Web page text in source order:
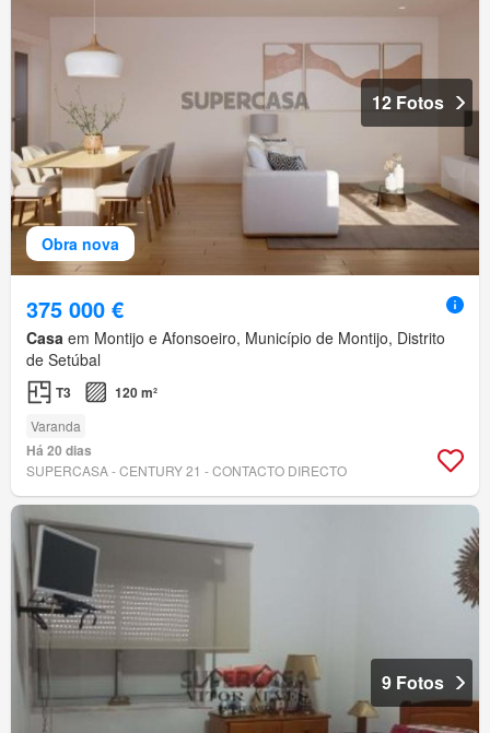
Obra nova
12 Fotos
375 000 €
Casa em Montijo e Afonsoeiro, Município de Montijo, Distrito
de Setúbal
T3 120 m²
Varanda
Há 20 dias
SUPERCASA - CENTURY 21 - CONTACTO DIRECTO
9 Fotos